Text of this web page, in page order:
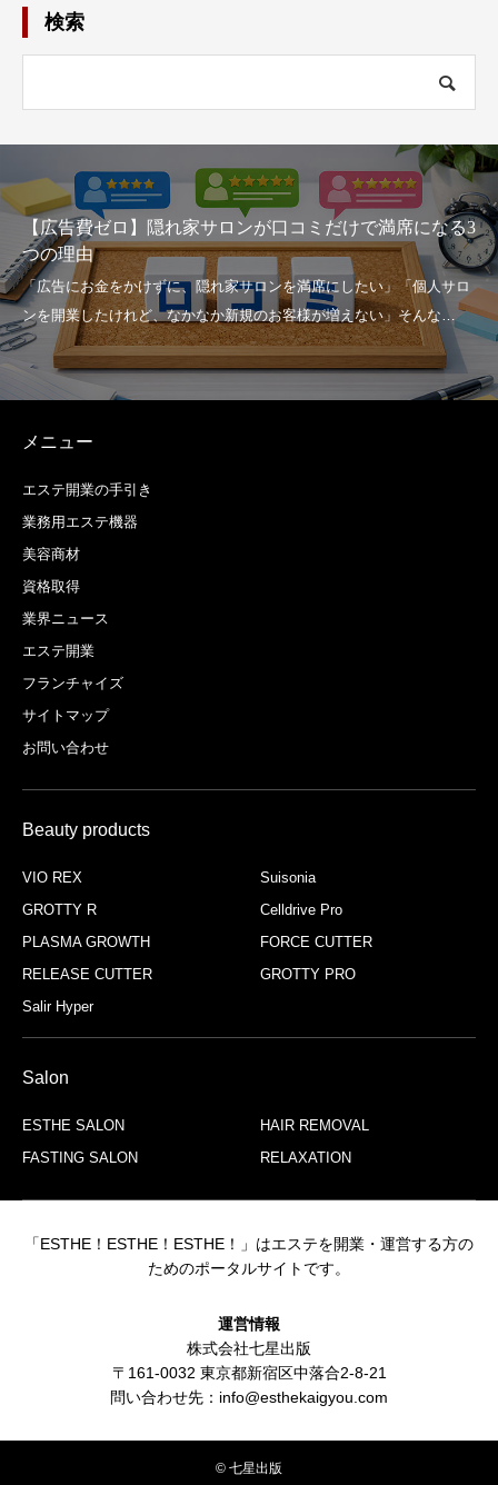
検索
【広告費ゼロ】隠れ家サロンが口コミだけで満席になる3
つの理由
メニュー
エステ開業の手引き
業務用エステ機器
美容商材
資格取得
業界ニュース
エステ開業
フランチャイズ
サイトマップ
お問い合わせ
Beauty products
VIO REX
Suisonia
GROTTY R
Celldrive Pro
PLASMA GROWTH
FORCE CUTTER
RELEASE CUTTER
GROTTY PRO
Salir Hyper
Salon
ESTHE SALON
HAIR REMOVAL
FASTING SALON
RELAXATION
「ESTHE！ESTHE！ESTHE！」はエステを開業・運営する方の
ためのポータルサイトです。
運営情報
株式会社七星出版
〒161-0032 東京都新宿区中落合2-8-21
問い合わせ先：info@esthekaigyou.com
© 七星出版